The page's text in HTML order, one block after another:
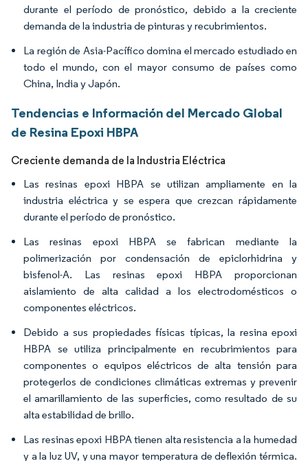
durante el período de pronóstico, debido a la creciente
demanda de la industria de pinturas y recubrimientos.
La región de Asia-Pacífico domina el mercado estudiado en
todo el mundo, con el mayor consumo de países como
China, India y Japón.
Tendencias e Información del Mercado Global
de Resina Epoxi HBPA
Creciente demanda de la Industria Eléctrica
Las resinas epoxi HBPA se utilizan ampliamente en la
industria eléctrica y se espera que crezcan rápidamente
durante el período de pronóstico.
Las resinas epoxi HBPA se fabrican mediante la
polimerización por condensación de epiclorhidrina y
bisfenol-A. Las resinas epoxi HBPA proporcionan
aislamiento de alta calidad a los electrodomésticos o
componentes eléctricos.
Debido a sus propiedades físicas típicas, la resina epoxi
HBPA se utiliza principalmente en recubrimientos para
componentes o equipos eléctricos de alta tensión para
protegerlos de condiciones climáticas extremas y prevenir
el amarillamiento de las superficies, como resultado de su
alta estabilidad de brillo.
Las resinas epoxi HBPA tienen alta resistencia a la humedad
y a la luz UV, y una mayor temperatura de deflexión térmica.